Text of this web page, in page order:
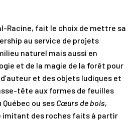
Racine, fait le choix de mettre sa
au service de projets
naturel mais aussi en
et de la magie de la forêt pour
et des objets ludiques et
tête aux formes de feuilles
Québec ou ses Cœurs de bois,
imitant des roches faits à partir